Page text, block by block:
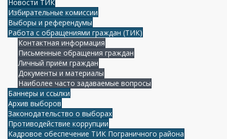
Новости ТИК
Избирательные комиссии
Выборы и референдумы
Работа с обращениями граждан (ТИК)
Контактная информация
Письменные обращения граждан
Личный приём граждан
Документы и материалы
Наиболее часто задаваемые вопросы
Баннеры и ссылки
Архив выборов
Законодательство о выборах
Противодействие коррупции
Кадровое обеспечение ТИК Пограничного района